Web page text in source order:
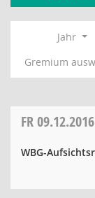
Jahr
Gremium
FR09.12.2016
WBG-